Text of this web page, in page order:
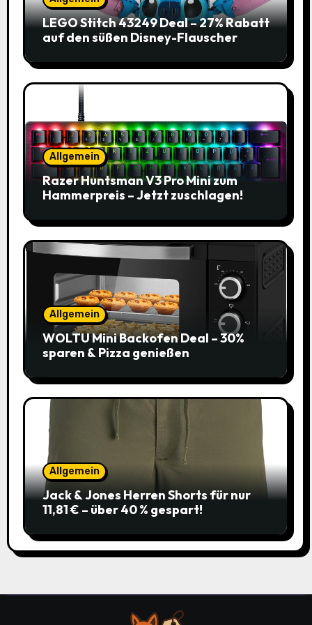
LEGO Stitch 43249 Deal – 27% Rabatt
auf den süßen Disney-Flauscher
Allgemein
Razer Huntsman V3 Pro Mini zum
Hammerpreis – Jetzt zuschlagen!
Allgemein
WOLTU Mini Backofen Deal – 30%
sparen & Pizza genießen
Allgemein
Jack & Jones Herren Shorts für nur
11,81 € – über 40 % gespart!